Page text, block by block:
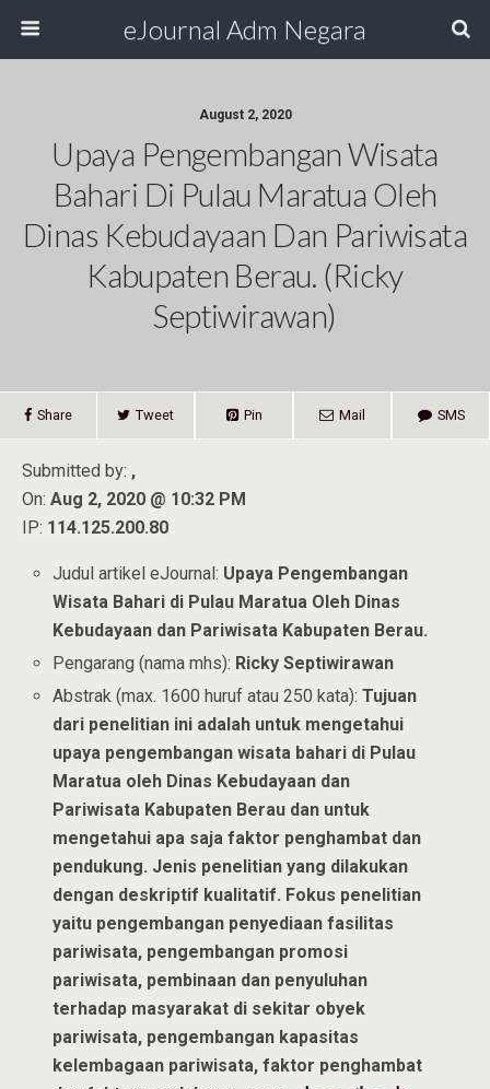
eJournal Adm Negara
August 2, 2020
Upaya Pengembangan Wisata
Bahari Di Pulau Maratua Oleh
Dinas Kebudayaan Dan Pariwisata
Kabupaten Berau. (Ricky
Septiwirawan)
Share Tweet Pin Mail SMS
Submitted by: ,
On: Aug 2, 2020 @ 10:32 PM
IP: 114.125.200.80
Judul artikel eJournal: Upaya Pengembangan
Wisata Bahari di Pulau Maratua Oleh Dinas
Kebudayaan dan Pariwisata Kabupaten Berau.
Pengarang (nama mhs): Ricky Septiwirawan
Abstrak (max. 1600 huruf atau 250 kata):Tujuan
dari penelitian ini adalah untuk mengetahui
upaya pengembangan wisata bahari di Pulau
Maratua oleh Dinas Kebudayaan dan
Pariwisata Kabupaten Berau dan untuk
mengetahui apa saja faktor penghambat dan
pendukung. Jenis penelitian yang dilakukan
dengan deskriptif kualitatif. Fokus penelitian
yaitu pengembangan penyediaan fasilitas
pariwisata, pengembangan promosi
pariwisata, pembinaan dan penyuluhan
terhadap masyarakat di sekitar obyek
pariwisata, pengembangan kapasitas
kelembagaan pariwisata, faktor penghambat